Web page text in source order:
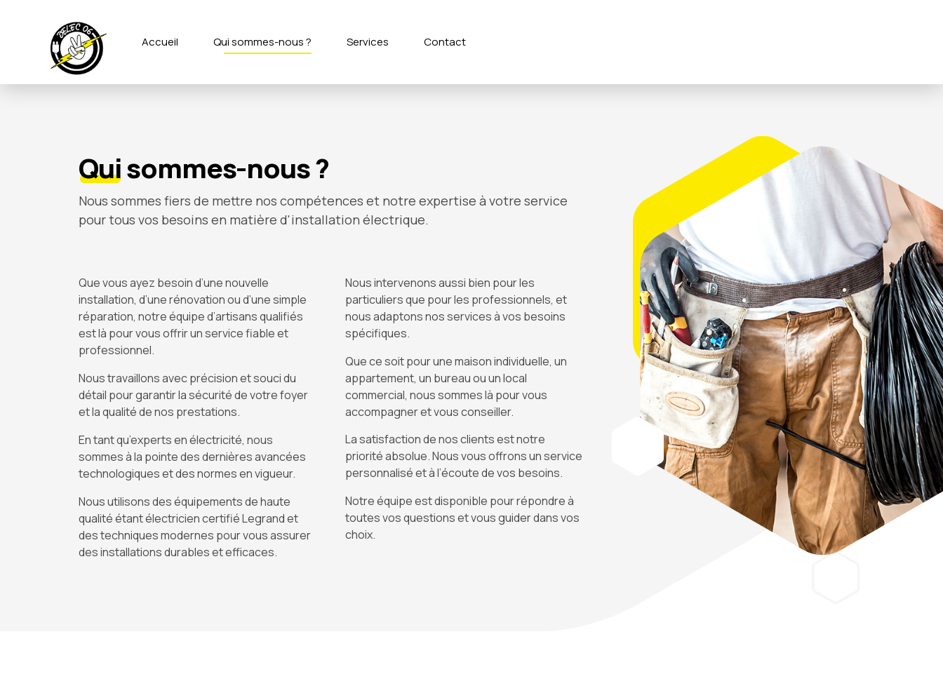
Accueil Qui sommes-nous ? Services Contact
Quisommes-nous ?
Nous sommes fiers de mettre nos compétences et notre expertise à votre service
pour tous vos besoins en matière d'installation électrique.
Que vous ayez besoin d’une nouvelle
installation, d’une rénovation ou d’une simple
réparation, notre équipe d’artisans qualifiés
est là pour vous offrir un service fiable et
professionnel.
Nous travaillons avec précision et souci du
détail pour garantir la sécurité de votre foyer
et la qualité de nos prestations.
En tant qu’experts en électricité, nous
sommes à la pointe des dernières avancées
technologiques et des normes en vigueur.
Nous utilisons des équipements de haute
qualité étant électricien certifié Legrand et
des techniques modernes pour vous assurer
des installations durables et efficaces.
Nous intervenons aussi bien pour les
particuliers que pour les professionnels, et
nous adaptons nos services à vos besoins
spécifiques.
Que ce soit pour une maison individuelle, un
appartement, un bureau ou un local
commercial, nous sommes là pour vous
accompagner et vous conseiller.
La satisfaction de nos clients est notre
priorité absolue. Nous vous offrons un service
personnalisé et à l’écoute de vos besoins.
Notre équipe est disponible pour répondre à
toutes vos questions et vous guider dans vos
choix.